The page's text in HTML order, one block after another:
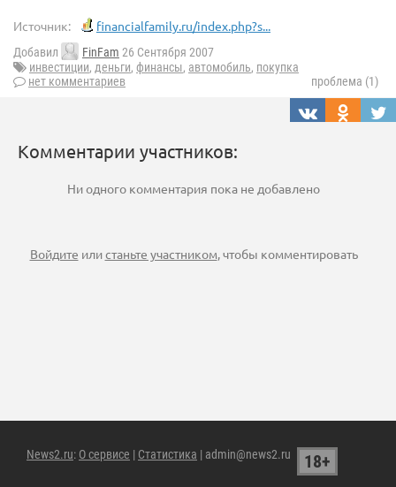
Источник: financialfamily.ru/index.php?s...
Добавил FinFam 26 Сентября 2007
инвестиции, деньги, финансы, автомобиль, покупка
нет комментариев
проблема (1)
Комментарии участников:
Ни одного комментария пока не добавлено
Войдите илистаньте участником, чтобы комментировать
News2.ru: О сервисе | Статистика | admin@news2.ru 18+